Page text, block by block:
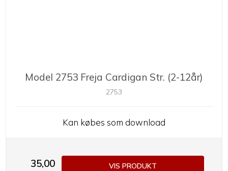
Model 2753 Freja Cardigan Str. (2-12år)
2753
Kan købes som download
35,00
VIS PRODUKT